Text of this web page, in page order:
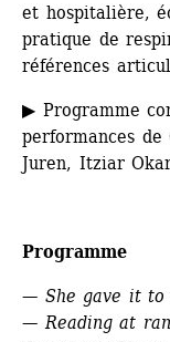
et hospitalière,
pratique de
références
▶ Programme
performances
Juren, Itziar
Programme
— She gave it
— Reading at